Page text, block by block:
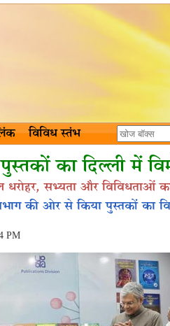
विविध स्तंभ
का दिल्ली में
धरोहर, सभ्यता और विविधताओं
की ओर से किया पुस्तकों का
PM